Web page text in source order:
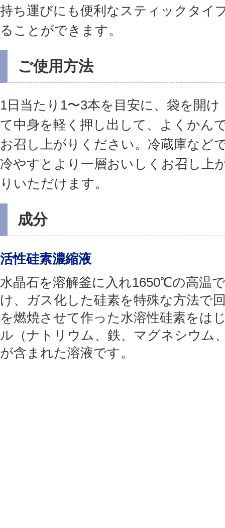
持ち運びにも便利なスティックタイ
ることができます。
ご使用方法
1日当たり1〜3本を目安に、袋を開け
て中身を軽く押し出して、よくかん
お召し上がりください。冷蔵庫など
冷やすとより一層おいしくお召し上
りいただけます。
成分
活性硅素濃縮液
水晶石を溶解釜に入れ1650℃の高温
け、ガス化した硅素を特殊な方法で
を燃焼させて作った水溶性硅素をは
ル（ナトリウム、鉄、マグネシウム
が含まれた溶液です。